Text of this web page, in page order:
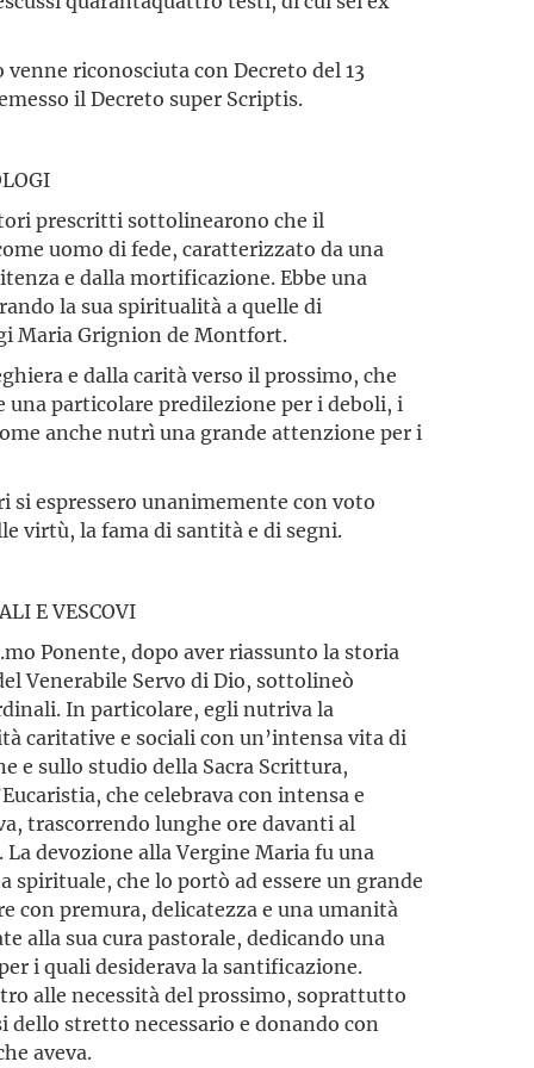
riconosciuta con Decreto del 13
il Decreto super Scriptis.
prescritti sottolinearono che il
uomo di fede, caratterizzato da una
e dalla mortificazione. Ebbe una
la sua spiritualità a quelle di
Maria Grignion de Montfort.
e dalla carità verso il prossimo, che
una particolare predilezione per i deboli, i
anche nutrì una grande attenzione per i
espressero unanimemente con voto
virtù, la fama di santità e di segni.
E VESCOVI
Ponente, dopo aver riassunto la storia
Venerabile Servo di Dio, sottolineò
In particolare, egli nutriva la
caritative e sociali con un’intensa vita di
e sullo studio della Sacra Scrittura,
che celebrava con intensa e
trascorrendo lunghe ore davanti al
devozione alla Vergine Maria fu una
spirituale, che lo portò ad essere un grande
con premura, delicatezza e una umanità
alla sua cura pastorale, dedicando una
i quali desiderava la santificazione.
alle necessità del prossimo, soprattutto
stretto necessario e donando con
aveva.